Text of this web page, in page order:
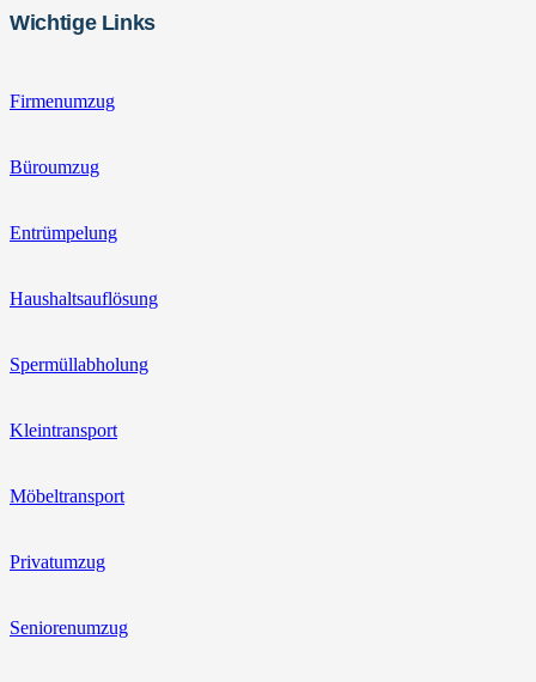
Wichtige Links
Firmenumzug
Büroumzug
Entrümpelung
Haushaltsauflösung
Spermüllabholung
Kleintransport
Möbeltransport
Privatumzug
Seniorenumzug